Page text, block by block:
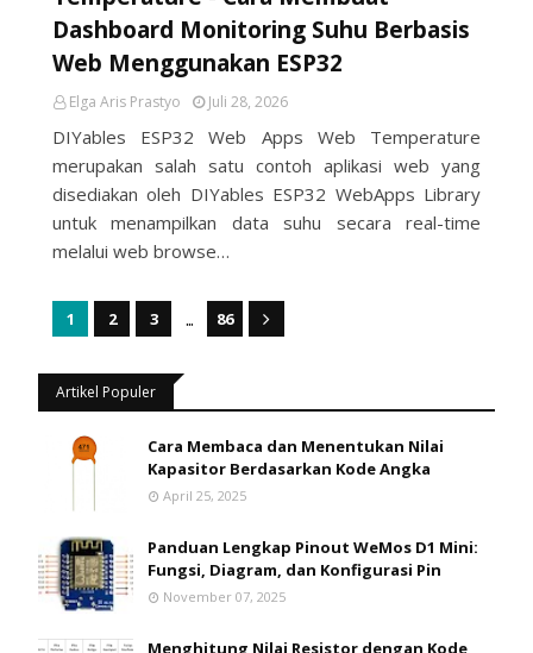
Dashboard Monitoring Suhu Berbasis
Web Menggunakan ESP32
Elga Aris Prastyo Juli 28, 2026
DIYables ESP32 Web Apps Web Temperature
merupakan salah satu contoh aplikasi web yang
disediakan oleh DIYables ESP32 WebApps Library
untuk menampilkan data suhu secara real-time
melalui web browse…
1 2 3 ... 86
Artikel Populer
Cara Membaca dan Menentukan Nilai
Kapasitor Berdasarkan Kode Angka
April 25, 2025
Panduan Lengkap Pinout WeMos D1 Mini:
Fungsi, Diagram, dan Konfigurasi Pin
November 07, 2025
Menghitung Nilai Resistor dengan Kode